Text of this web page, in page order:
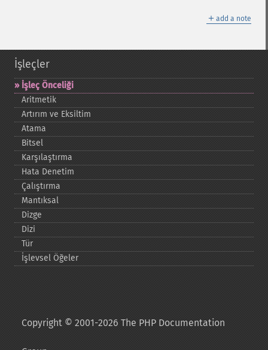
＋ add a note
İşleçler
İşleç Önceliği
Aritmetik
Artırım ve Eksiltim
Atama
Bitsel
Karşılaştırma
Hata Denetim
Çalıştırma
Mantıksal
Dizge
Dizi
Tür
İşlevsel Öğeler
Copyright © 2001-2026 The PHP Documentation